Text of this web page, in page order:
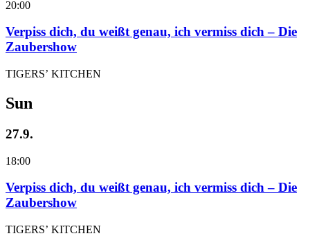
20:00
Verpiss dich, du weißt genau, ich vermiss dich – Die
Zaubershow
TIGERS’ KITCHEN
Sun
27.9.
18:00
Verpiss dich, du weißt genau, ich vermiss dich – Die
Zaubershow
TIGERS’ KITCHEN